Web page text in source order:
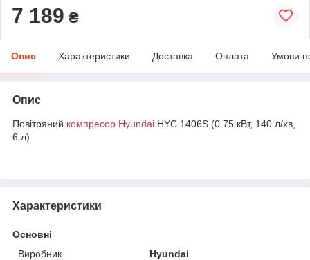
7 189 ₴
Опис Характеристики Доставка Оплата Умови
Опис
Повітряний компресор Hyundai HYC 1406S (0.75 кВт, 140 л/хв,
6 л)
Характеристики
Основні
Виробник
Hyundai